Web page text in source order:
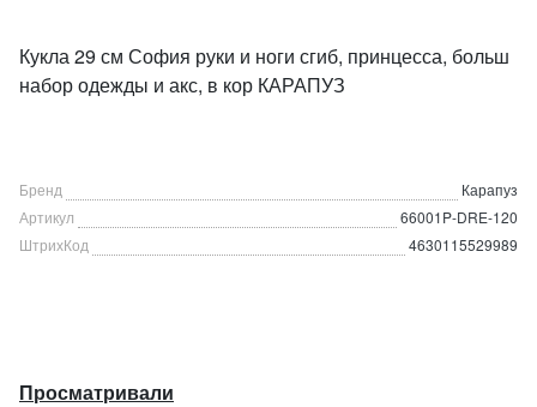
Кукла 29 см София руки и ноги сгиб, принцесса, больш
набор одежды и акс, в кор КАРАПУЗ
Бренд
Карапуз
Артикул
66001P-DRE-120
ШтрихКод
4630115529989
Просматривали